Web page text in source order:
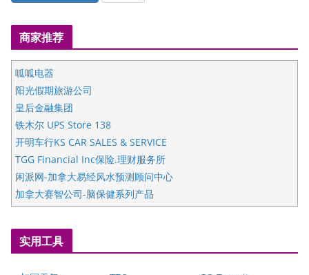
商家推荐
呱呱电器
阳光假期旅游公司
皇后金融集团
铁木尔 UPS Store 138
开明车行KS CAR SALES & SERVICE
TGG Financial Inc保险.理财服务所
闲派网-加拿大易经风水预测顾问中心
加拿大赛智公司-脑保健系列产品
五星国艺拍卖及评估公司
国际注册执业营养师公会
爱德华连锁酒店万锦分店
实用工具